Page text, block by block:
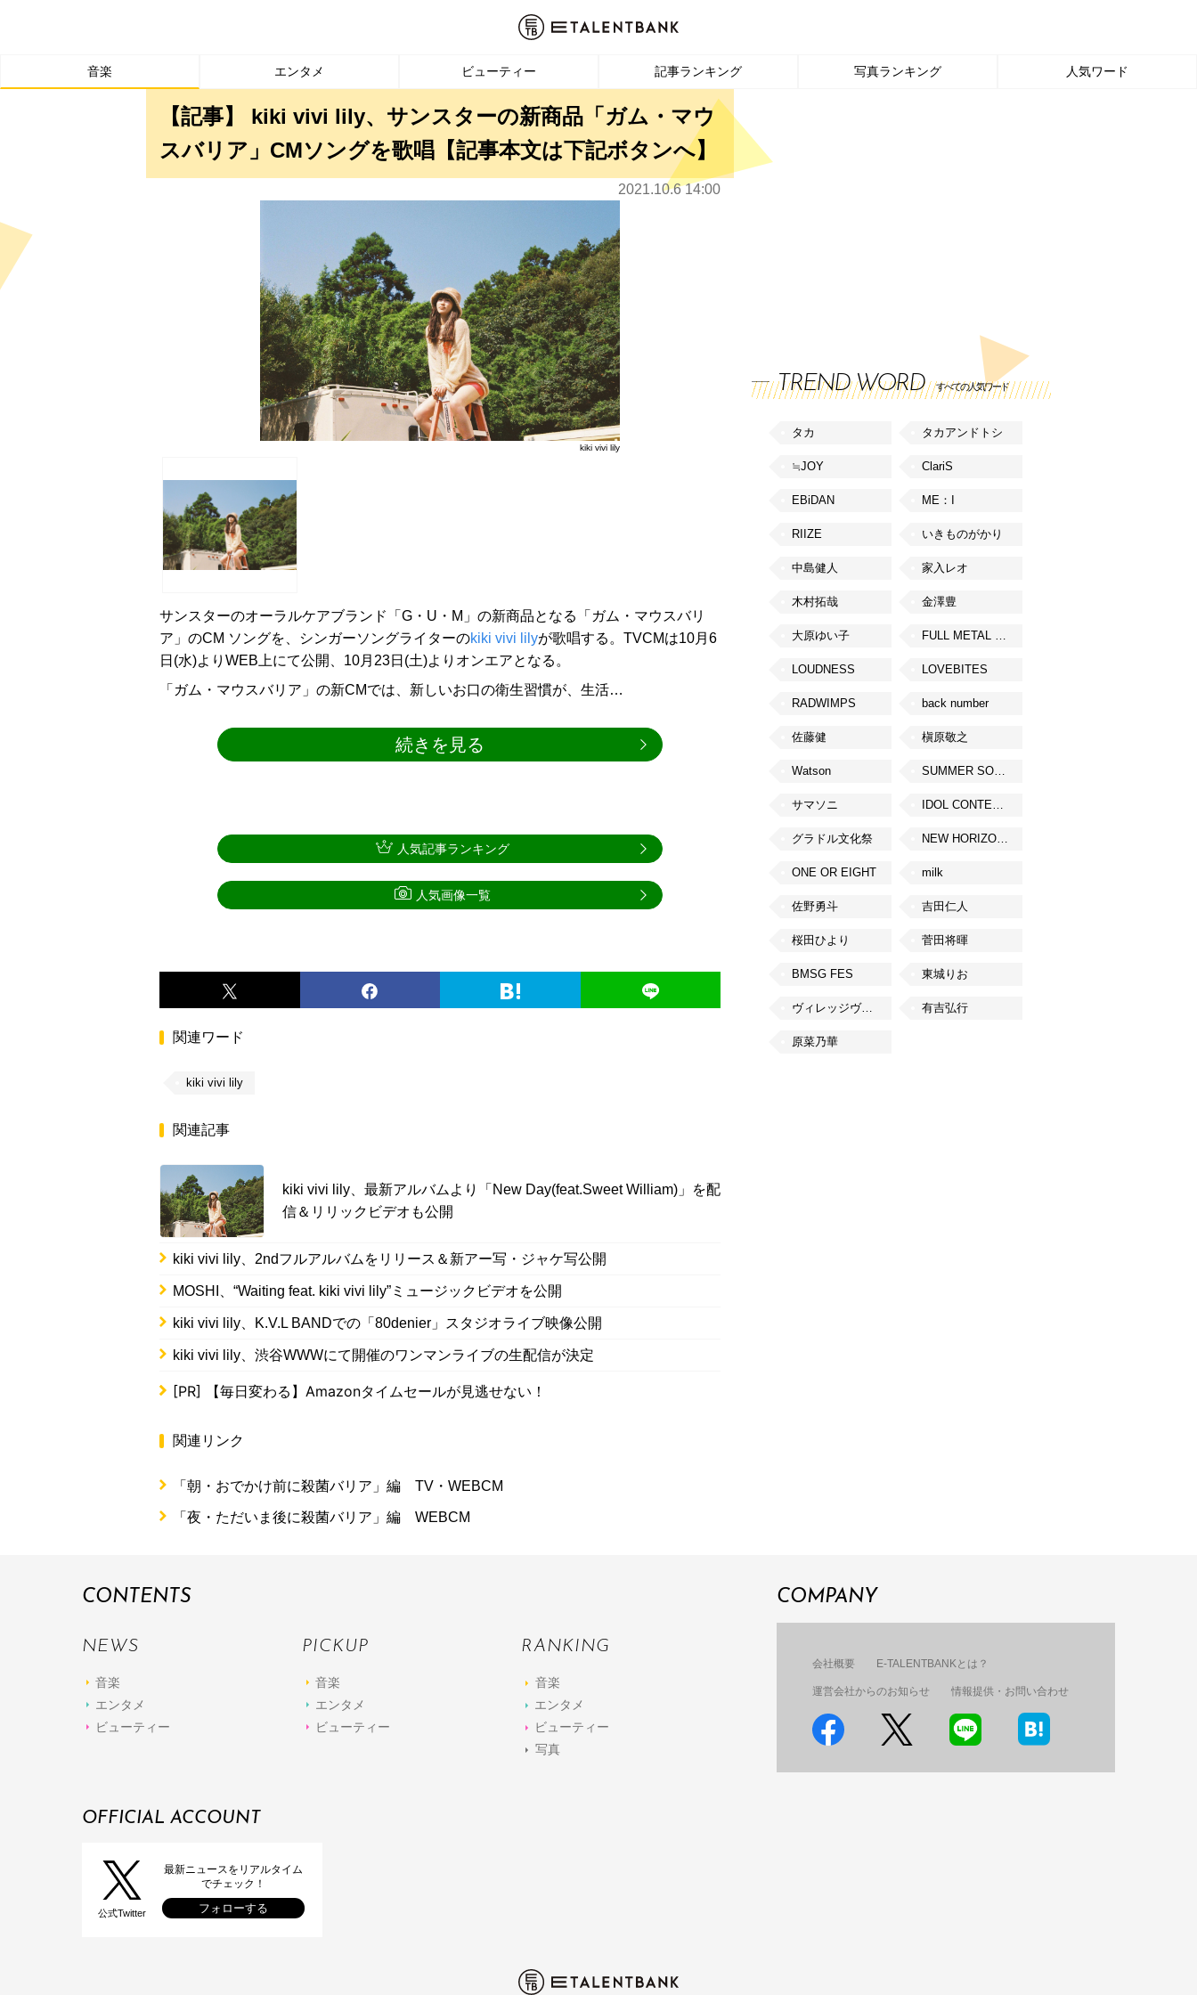
音楽 エンタメ ビューティー 記事ランキング 写真ランキング 人気ワード
【記事】 kiki vivi lily、サンスターの新商品「ガム・マウ
スバリア」CMソングを歌唱【記事本文は下記ボタンへ】
2021.10.6 14:00
kiki vivi lily
サンスターのオーラルケアブランド「G・U・M」の新商品となる「ガム・マウスバリ
ア」のCM ソングを、シンガーソングライターのkiki vivi lilyが歌唱する。TVCMは10月6
日(水)よりWEB上にて公開、10月23日(土)よりオンエアとなる。
「ガム・マウスバリア」の新CMでは、新しいお口の衛生習慣が、生活…
続きを見る
関連ワード
kiki vivi lily
関連記事
kiki vivi lily、最新アルバムより「New Day(feat.Sweet William)」を配
信＆リリックビデオも公開
kiki vivi lily、2ndフルアルバムをリリース＆新アー写・ジャケ写公開
MOSHI、“Waiting feat. kiki vivi lily”ミュージックビデオを公開
kiki vivi lily、K.V.L BANDでの「80denier」スタジオライブ映像公開
kiki vivi lily、渋谷WWWにて開催のワンマンライブの生配信が決定
[PR] 【毎日変わる】Amazonタイムセールが見逃せない！
関連リンク
「朝・おでかけ前に殺菌バリア」編 TV・WEBCM
「夜・ただいま後に殺菌バリア」編 WEBCM
人気記事ランキング
人気画像一覧
TREND WORD すべての人気ワード
タカ タカアンドトシ
≒JOY ClariS
EBiDAN ME：I
RIIZE いきものがかり
中島健人 家入レオ
木村拓哉 金澤豊
大原ゆい子 FULL METAL JAPAN 2026
LOUDNESS LOVEBITES
RADWIMPS back number
佐藤健 槇原敬之
Watson SUMMER SONIC
サマソニ IDOL CONTENT EXPO
グラドル文化祭 NEW HORIZON FEST
ONE OR EIGHT milk
佐野勇斗 吉田仁人
桜田ひより 菅田将暉
BMSG FES 東城りお
ヴィレッジヴァンガード 有吉弘行
原菜乃華
CONTENTS
NEWS
音楽
エンタメ
ビューティー
PICKUP
音楽
エンタメ
ビューティー
RANKING
音楽
エンタメ
ビューティー
写真
COMPANY
会社概要 E-TALENTBANKとは？
運営会社からのお知らせ 情報提供・お問い合わせ
OFFICIAL ACCOUNT
公式Twitter
最新ニュースをリアルタイム
でチェック！
フォローする